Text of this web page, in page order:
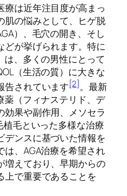
療は近年注目度が高まっ
肌の悩みとして、ヒゲ脱
）、毛穴の開き、そし
どが挙げられます。特に
は、多くの男性にとって
（生活の質）に大きな
告されています[2]。最新
薬（フィナステリド、デ
効果や副作用、メソセラ
植毛といった多様な治療
デンスに基づいた情報を
、AGA治療を希望され
増えており、早期からの
上で重要であることを